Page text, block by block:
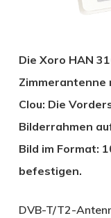
Die Xoro HAN
Zimmerantenne
Clou: Die
Bilderrahmen
Bild im Format:
befestigen.
DVB-T/T2-